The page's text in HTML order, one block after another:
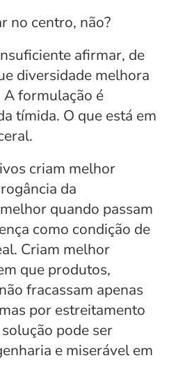
no centro, não?
afirmar, de
diversidade melhora
formulação é
tímida. O que está em
criam melhor
da
quando passam
como condição de
Criam melhor
que produtos,
fracassam apenas
por estreitamento
pode ser
e miserável em